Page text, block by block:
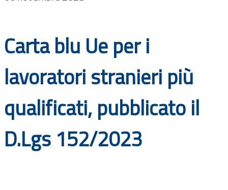
Bandi
Guide
Carta blu Ue per i
lavoratori stranieri più
qualificati, pubblicato il
D.Lgs 152/2023